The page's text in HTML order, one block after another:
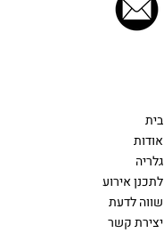
בית
אודות
גלריה
לתכנן אירוע
שווה לדעת
יצירת קשר